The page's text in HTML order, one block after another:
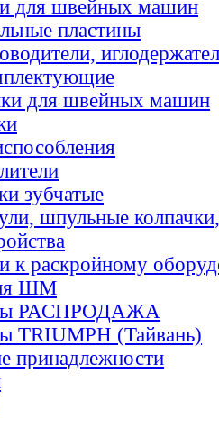
для швейных машин
пластины
для швейных машин
зубчатые
шпульные
к раскройному
ШМ
РАСПРОДАЖА
TRIUMPH (Тайвань)
принадлежности